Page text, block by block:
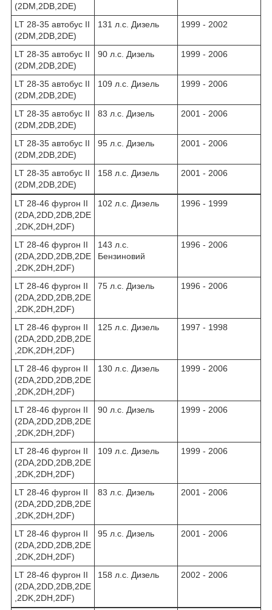
(2DM,2DB,2DE)
LT 28-35 автобус II
(2DM,2DB,2DE)
131 л.с. Дизель 1999 - 2002
LT 28-35 автобус II
(2DM,2DB,2DE)
90 л.с. Дизель 1999 - 2006
LT 28-35 автобус II
(2DM,2DB,2DE)
109 л.с. Дизель 1999 - 2006
LT 28-35 автобус II
(2DM,2DB,2DE)
83 л.с. Дизель 2001 - 2006
LT 28-35 автобус II
(2DM,2DB,2DE)
95 л.с. Дизель 2001 - 2006
LT 28-35 автобус II
(2DM,2DB,2DE)
158 л.с. Дизель 2001 - 2006
LT 28-46 фургон II
(2DA,2DD,2DB,2DE
,2DK,2DH,2DF)
102 л.с. Дизель 1996 - 1999
LT 28-46 фургон II
(2DA,2DD,2DB,2DE
,2DK,2DH,2DF)
143 л.с.
Бензиновий
1996 - 2006
LT 28-46 фургон II
(2DA,2DD,2DB,2DE
,2DK,2DH,2DF)
75 л.с. Дизель 1996 - 2006
LT 28-46 фургон II
(2DA,2DD,2DB,2DE
,2DK,2DH,2DF)
125 л.с. Дизель 1997 - 1998
LT 28-46 фургон II
(2DA,2DD,2DB,2DE
,2DK,2DH,2DF)
130 л.с. Дизель 1999 - 2006
LT 28-46 фургон II
(2DA,2DD,2DB,2DE
,2DK,2DH,2DF)
90 л.с. Дизель 1999 - 2006
LT 28-46 фургон II
(2DA,2DD,2DB,2DE
,2DK,2DH,2DF)
109 л.с. Дизель 1999 - 2006
LT 28-46 фургон II
(2DA,2DD,2DB,2DE
,2DK,2DH,2DF)
83 л.с. Дизель 2001 - 2006
LT 28-46 фургон II
(2DA,2DD,2DB,2DE
,2DK,2DH,2DF)
95 л.с. Дизель 2001 - 2006
LT 28-46 фургон II
(2DA,2DD,2DB,2DE
,2DK,2DH,2DF)
158 л.с. Дизель 2002 - 2006